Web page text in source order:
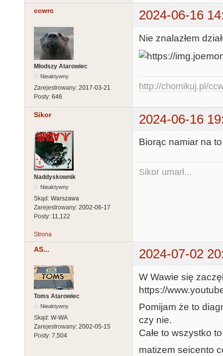
ccwrc 2024-06-16
Młodszy Atarowiec
Nieaktywny
Zarejestrowany: 2017-03-21
Posty: 646
Nie znalazłem
http://chomikuj.pl/
Sikor 2024-06-16
Naddyskownik
Nieaktywny
Skąd: Warszawa
Zarejestrowany: 2002-06-17
Posty: 11,122
Biorąc namiar na
Sikor umarł...
Strona
AS... 2024-07-02
Toms Atarowiec
Nieaktywny
Skąd: W-WA
Zarejestrowany: 2002-05-15
Posty: 7,504
W Wawie się
https://
Pomijam że to
czy nie.
Całe to wszystko
matizem seicento